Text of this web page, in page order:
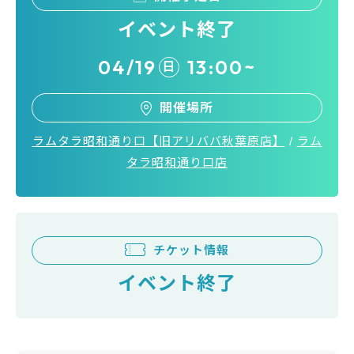
イベント終了
04/19 日 13:00~
開催場所
ラムタラ昭和通り口【旧アリババ秋葉原店】 / ラム
タラ昭和通り口店
チケット情報
イベント終了